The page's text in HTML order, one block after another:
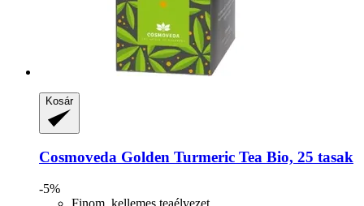
Kosár
Cosmoveda Golden Turmeric Tea Bio, 25 tasak
-5%
Finom, kellemes teaélvezet